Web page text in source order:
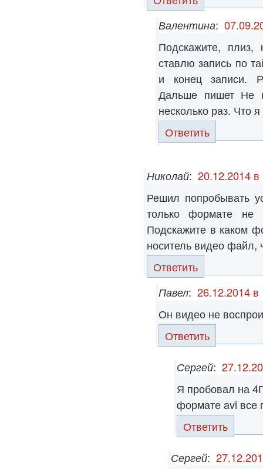
Валентина:
Подскажите,
ставлю запись по
и конец записи.
Дальше пишет Не
несколько раз. Что
Ответить
Николай: 20.12.2014 в
Решил попробывать
только формате
Подскажите в каком
носитель видео файл,
Ответить
Павел: 26.12.2014 в
Он видео не
Ответить
Сергей:
Я пробовал на
формате avi все
Ответить
Сергей: